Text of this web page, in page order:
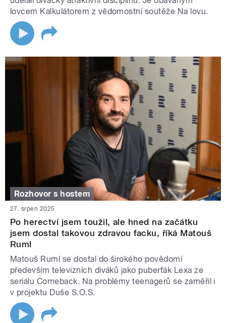
lovcem Kalkulátorem z vědomostní soutěže Na lovu.
Rozhovor s hostem
27. srpen 2025
Po herectví jsem toužil, ale hned na začátku
jsem dostal takovou zdravou facku, říká Matouš
Ruml
Matouš Ruml se dostal do širokého povědomí
především televizních diváků jako puberťák Lexa ze
seriálu Comeback. Na problémy teenagerů se zaměřil i
v projektu Duše S.O.S.